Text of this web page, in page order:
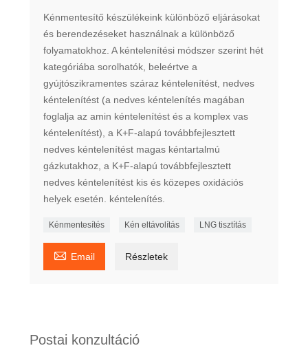
Kénmentesítő készülékeink különböző eljárásokat
és berendezéseket használnak a különböző
folyamatokhoz. A kéntelenítési módszer szerint hét
kategóriába sorolhatók, beleértve a
gyújtószikramentes száraz kéntelenítést, nedves
kéntelenítést (a nedves kéntelenítés magában
foglalja az amin kéntelenítést és a komplex vas
kéntelenítést), a K+F-alapú továbbfejlesztett
nedves kéntelenítést magas kéntartalmú
gázkutakhoz, a K+F-alapú továbbfejlesztett
nedves kéntelenítést kis és közepes oxidációs
helyek esetén. kéntelenítés.
Kénmentesítés Kén eltávolítás LNG tisztítás
 Email Részletek
Postai konzultáció